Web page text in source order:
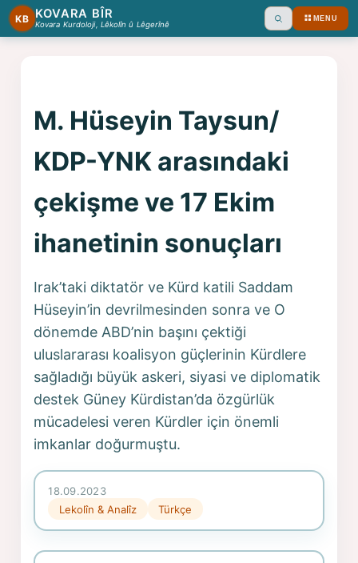
KB KOVARA BÎR
Kovara Kurdoloji, Lêkolîn û Lêgerînê Ara MENU
M. Hüseyin Taysun/
KDP-YNK arasındaki
çekişme ve 17 Ekim
ihanetinin sonuçları
Irak’taki diktatör ve Kürd katili Saddam
Hüseyin’in devrilmesinden sonra ve O
dönemde ABD’nin başını çektiği
uluslararası koalisyon güçlerinin Kürdlere
sağladığı büyük askeri, siyasi ve diplomatik
destek Güney Kürdistan’da özgürlük
mücadelesi veren Kürdler için önemli
imkanlar doğurmuştu.
18.09.2023
Lekolîn & Analîz
Türkçe